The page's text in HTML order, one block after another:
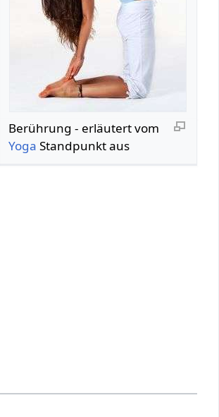
Berührung‏‎ - erläutert vom
Yoga Standpunkt aus